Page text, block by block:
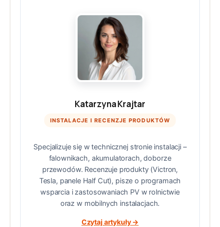
Katarzyna Krajtar
INSTALACJE I RECENZJE PRODUKTÓW
Specjalizuje się w technicznej stronie instalacji –
falownikach, akumulatorach, doborze
przewodów. Recenzuje produkty (Victron,
Tesla, panele Half Cut), pisze o programach
wsparcia i zastosowaniach PV w rolnictwie
oraz w mobilnych instalacjach.
Czytaj artykuły →